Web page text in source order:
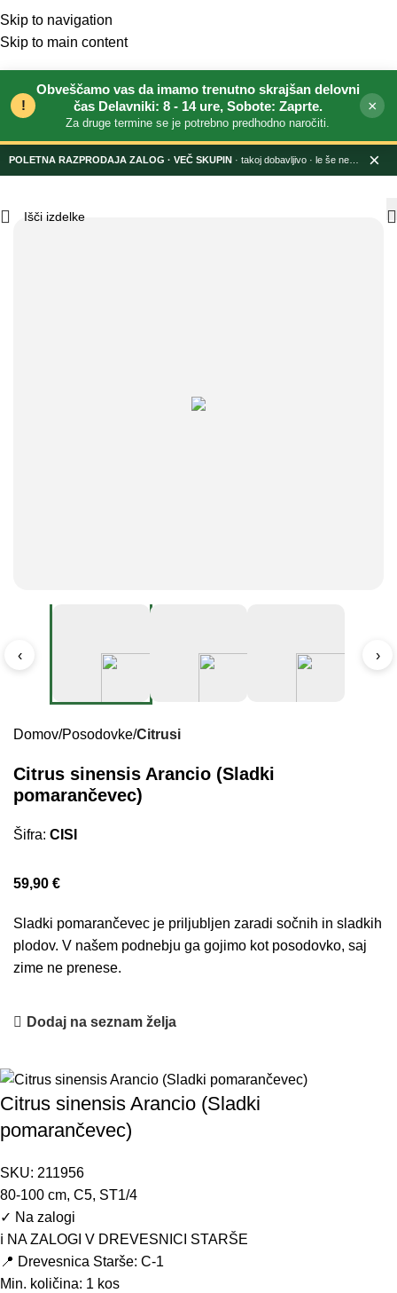
!
Obveščamo vas da imamo trenutno skrajšan delovni
čas Delavniki: 8 - 14 ure, Sobote: Zaprte.
Za druge termine se je potrebno predhodno naročiti.
×
POLETNA RAZPRODAJA ZALOG · takoj dobavljivo · le še nekaj dni ×
Skip to navigation
Skip to main content
‹ ›
Domov Posodovke Citrusi
Citrus sinensis Arancio (Sladki
pomarančevec)
Šifra: CISI
59,90 €
Sladki pomarančevec je priljubljen zaradi sočnih in sladkih
plodov. V našem podnebju ga gojimo kot posodovko, saj
zime ne prenese.
Dodaj na seznam želja
Citrus sinensis Arancio (Sladki
pomarančevec)
SKU: 211956
80-100 cm, C5, ST1/4
✓ Na zalogi
ℹ️ NA ZALOGI V DREVESNICI STARŠE
📍 Drevesnica Starše: C-1
Min. količina: 1 kos